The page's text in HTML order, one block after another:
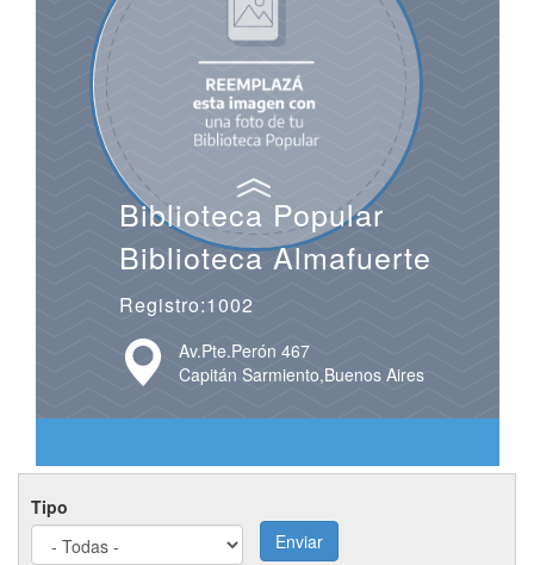
Biblioteca Popular
Biblioteca Almafuerte
Registro:1002
Av.Pte.Perón 467
Capitán Sarmiento,Buenos Aires
Tipo
Enviar